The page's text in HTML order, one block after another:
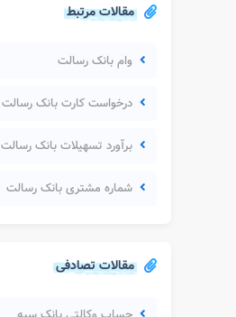
مقالات مرتبط
وام بانک رسالت
درخواست کارت بانک رسالت
برآورد تسهیلات بانک رسالت
شماره مشتری بانک رسالت
مقالات تصادفی